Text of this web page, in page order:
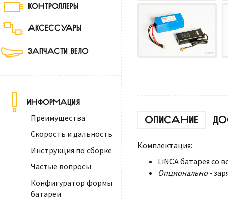
КОНТРОЛЛЕРЫ
АКСЕССУАРЫ
ЗАПЧАСТИ ВЕЛО
ИНФОРМАЦИЯ
Преимущества
Скорость и дальность
Инструкция по сборке
Частые вопросы
Конфигуратор формы
батареи
ОПИСАНИЕ
Комплектация:
LiNCA батарея со
Опционально -